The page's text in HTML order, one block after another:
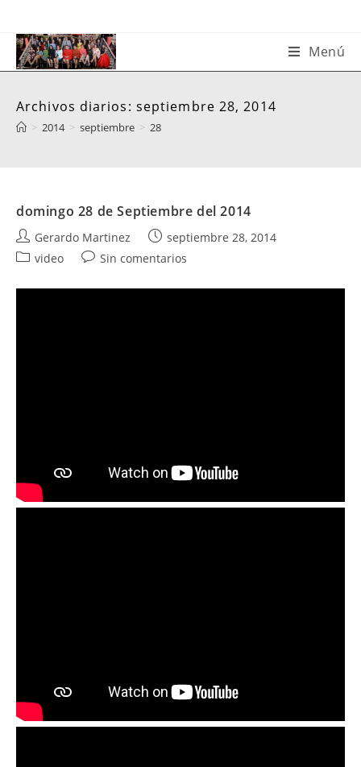
contenido
Menú
Archivos diarios: septiembre 28, 2014
> 2014 > septiembre > 28
domingo 28 de Septiembre del 2014
Autor
de
entrada:
Gerardo Martinez
Publicación
de
entrada:
septiembre 28, 2014
Categoría
la
video
Comentarios
la
Sin comentarios